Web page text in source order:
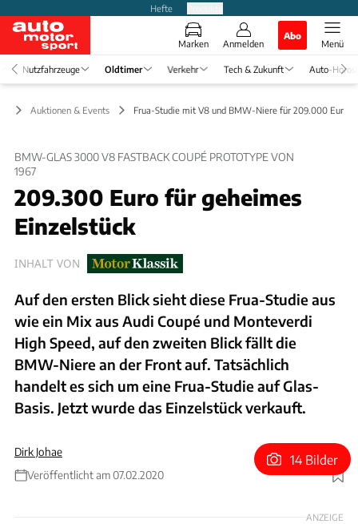
Hefte
Marken Anmelden
Abo
Menü
Nutzfahrzeuge Oldtimer Verkehr Tech & Zukunft Auto-
Auktionen & Events Frua-Studie mit V8 und BMW-Niere für 209.000 Euro
BMW-GLAS 3000 V8 FASTBACK COUPÉ PROTOTYPE VON
1967
209.300 Euro für geheimes
Einzelstück
INHALT VON
Auf den ersten Blick sieht diese Frua-Studie aus
wie ein Mix aus Audi Coupé und Monteverdi
High Speed, auf den zweiten Blick fällt die
BMW-Niere an der Front auf. Tatsächlich
handelt es sich um eine Frua-Studie auf Glas-
Basis. Jetzt wurde das Einzelstück verkauft.
Dirk Johae
Veröffentlicht am 07.02.2020
Foto: Bonhams
14 Bilder
ANZEIGE